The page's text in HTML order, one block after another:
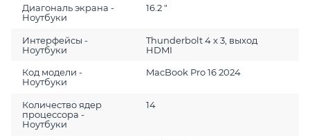
Диагональ экрана -
Ноутбуки
16.2 "
Интерфейсы -
Ноутбуки
Thunderbolt 4 x 3, выход
HDMI
Код модели -
Ноутбуки
MacBook Pro 16 2024
Количество ядер
процессора -
Ноутбуки
14